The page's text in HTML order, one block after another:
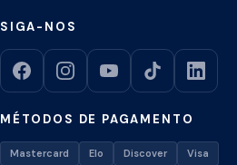
SIGA-NOS
MÉTODOS DE PAGAMENTO
Mastercard Elo Discover Visa